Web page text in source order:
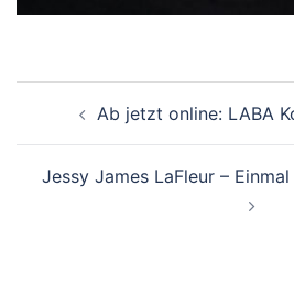
NavigationAb jetzt online: LABA
Jessy James LaFleur –